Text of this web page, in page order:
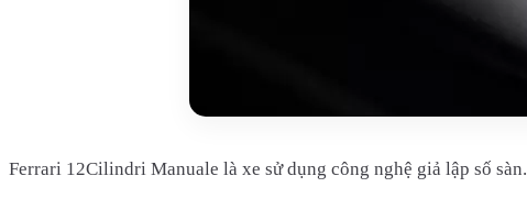
Ferrari 12Cilindri Manuale là xe sử dụng công nghệ giả lập số sàn.